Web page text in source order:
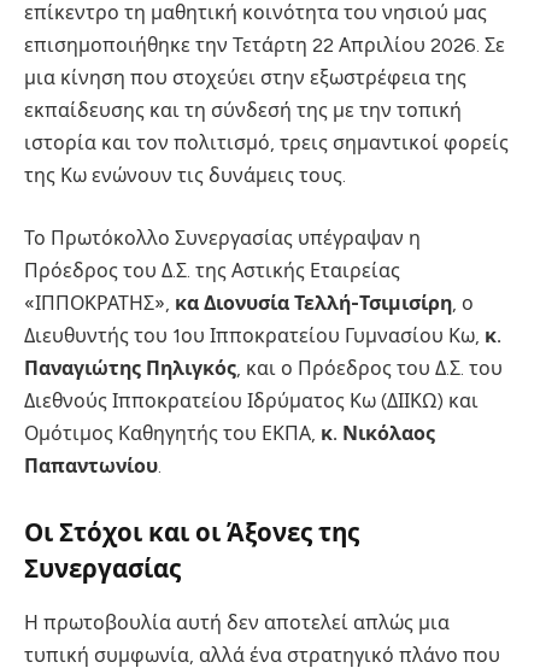
επίκεντρο τη μαθητική κοινότητα του νησιού μας
επισημοποιήθηκε την Τετάρτη 22 Απριλίου 2026. Σε
μια κίνηση που στοχεύει στην εξωστρέφεια της
εκπαίδευσης και τη σύνδεσή της με την τοπική
ιστορία και τον πολιτισμό, τρεις σημαντικοί φορείς
της Κω ενώνουν τις δυνάμεις τους.
Το Πρωτόκολλο Συνεργασίας υπέγραψαν η
Πρόεδρος του Δ.Σ. της Αστικής Εταιρείας
«ΙΠΠΟΚΡΑΤΗΣ», κα Διονυσία Τελλή-Τσιμισίρη , ο
Διευθυντής του 1ου Ιπποκρατείου Γυμνασίου Κω, κ.
Παναγιώτης Πηλιγκός , και ο Πρόεδρος του Δ.Σ. του
Διεθνούς Ιπποκρατείου Ιδρύματος Κω (ΔΙΙΚΩ) και
Ομότιμος Καθηγητής του ΕΚΠΑ, κ. Νικόλαος
Παπαντωνίου
Οι Στόχοι και οι Άξονες της
Συνεργασίας
Η πρωτοβουλία αυτή δεν αποτελεί απλώς μια
τυπική συμφωνία, αλλά ένα στρατηγικό πλάνο που